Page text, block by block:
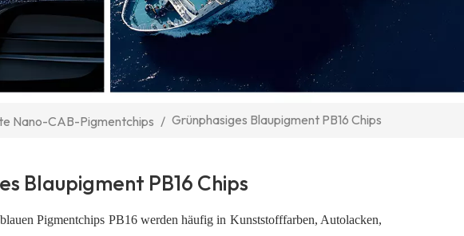
Nano-CAB-Pigmentchips / Grünphasiges Blaupigment PB16 Chips
Blaupigment PB16 Chips
Pigmentchips PB16 werden häufig in Kunststofffarben, Autolacken,